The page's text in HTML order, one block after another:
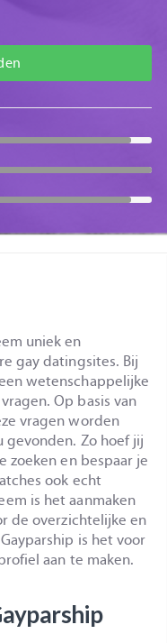
uniek en
gay datingsites. Bij
wetenschappelijke
Op basis van
vragen worden
Zo hoef jij
zoeken en bespaar je
ook echt
is het aanmaken
de overzichtelijke en
is het voor
aan te maken.